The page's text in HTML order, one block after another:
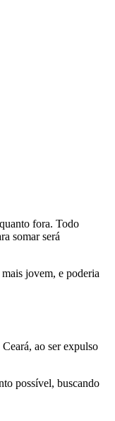
fora. Todo
somar será
jovem, e poderia
ao ser expulso
possível, buscando